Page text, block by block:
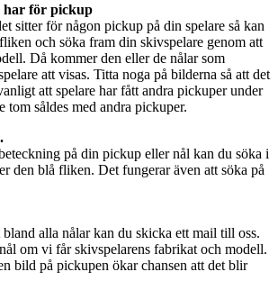
har för pickup
sitter för någon pickup på din spelare så kan
och söka fram din skivspelare genom att
Då kommer den eller de nålar som
att visas. Titta noga på bilderna så att det
att spelare har fått andra pickuper under
tom såldes med andra pickuper.
på din pickup eller nål kan du söka i
den blå fliken. Det fungerar även att söka på
alla nålar kan du skicka ett mail till oss.
om vi får skivspelarens fabrikat och modell.
bild på pickupen ökar chansen att det blir